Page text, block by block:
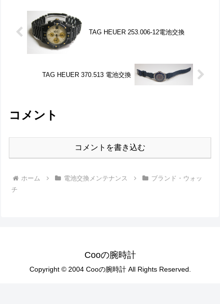
TAG HEUER 253.006-12電池交換
TAG HEUER 370.513 電池交換
コメント
コメントを書き込む
ホーム 電池交換メンテナンス
ブランド・ウォッ
チ
Cooの腕時計
Copyright © 2004 Cooの腕時計 All Rights Reserved.